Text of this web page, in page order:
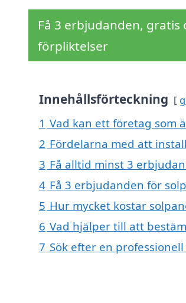
Få 3 erbjudanden, gratis
förpliktelser
Innehållsförteckning
1 Vad kan ett företag som
2 Fördelarna med att
3 Få alltid minst 3
4 Få 3 erbjudanden för
5 Hur mycket kostar
6 Vad hjälper till att
7 Sök efter en